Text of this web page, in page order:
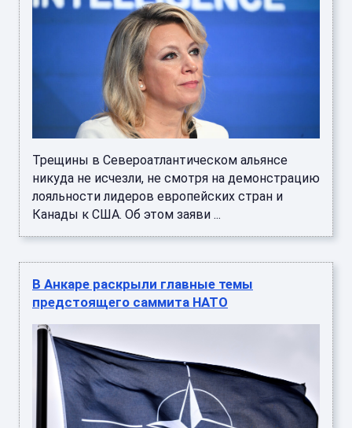
Трещины в Североатлантическом альянсе
никуда не исчезли, не смотря на демонстрацию
лояльности лидеров европейских стран и
Канады к США. Об этом заяви ...
В Анкаре раскрыли главные темы
предстоящего саммита НАТО